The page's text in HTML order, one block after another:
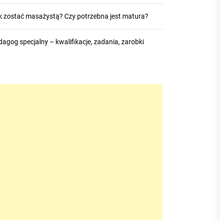
zostać masażystą? Czy potrzebna jest matura?
specjalny – kwalifikacje, zadania, zarobki